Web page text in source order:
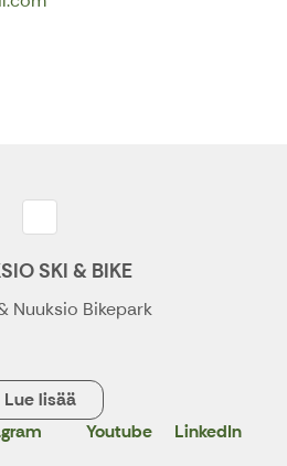
SKI & BIKE
Nuuksio Bikepark
Lue lisää
Youtube LinkedIn